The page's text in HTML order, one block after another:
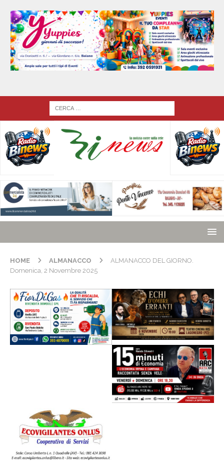
HOME ALMANACCO
ALMANACCO DEL GIORNO.
Domenica, 2 Novembre 2025